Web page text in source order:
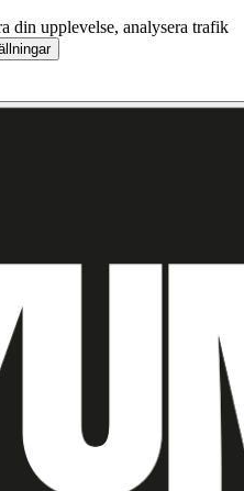
din upplevelse, analysera trafik